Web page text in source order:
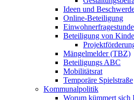
Ideen und
Online-Beteiligung
Einwohnerfragestunde
Beteiligung von
Mängelmelder (TBZ)
Beteiligungs ABC
Mobilitätsrat
Temporäre Spielstraße
Kommunalpolitik
Worum kümmert